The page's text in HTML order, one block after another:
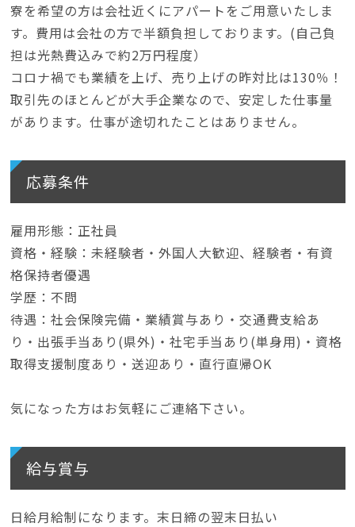
寮を希望の方は会社近くにアパートをご用意いたしま
す。費用は会社の方で半額負担しております。(自己負
担は光熱費込みで約2万円程度）
コロナ禍でも業績を上げ、売り上げの昨対比は130％！
取引先のほとんどが大手企業なので、安定した仕事量
があります。仕事が途切れたことはありません。
応募条件
雇用形態：正社員
資格・経験：未経験者・外国人大歓迎、経験者・有資
格保持者優遇
学歴：不問
待遇：社会保険完備・業績賞与あり・交通費支給あ
り・出張手当あり(県外)・社宅手当あり(単身用)・資格
取得支援制度あり・送迎あり・直行直帰OK
気になった方はお気軽にご連絡下さい。
給与賞与
日給月給制になります。末日締の翌末日払い